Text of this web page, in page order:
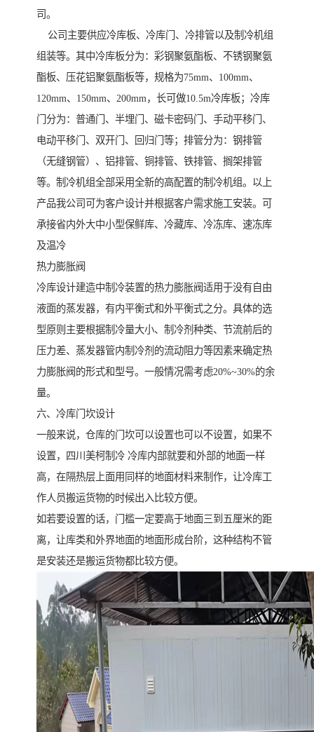
司。
公司主要供应冷库板、冷库门、冷排管以及制冷机组
组装等。其中冷库板分为：彩钢聚氨酯板、不锈钢聚氨
酯板、压花铝聚氨酯板等，规格为75mm、100mm、
120mm、150mm、200mm，长可做10.5m冷库板；冷库
门分为：普通门、半埋门、磁卡密码门、手动平移门、
电动平移门、双开门、回归门等；排管分为：钢排管
（无缝钢管）、铝排管、铜排管、铁排管、搁架排管
等。制冷机组全部采用全新的高配置的制冷机组。以上
产品我公司可为客户设计并根据客户需求施工安装。可
承接省内外大中小型保鲜库、冷藏库、冷冻库、速冻库
及温冷
热力膨胀阀
冷库设计建造中制冷装置的热力膨胀阀适用于没有自由
液面的蒸发器，有内平衡式和外平衡式之分。具体的选
型原则主要根据制冷量大小、制冷剂种类、节流前后的
压力差、蒸发器管内制冷剂的流动阻力等因素来确定热
力膨胀阀的形式和型号。一般情况需考虑20%~30%的余
量。
六、冷库门坎设计
一般来说，仓库的门坎可以设置也可以不设置，如果不
设置，四川美柯制冷 冷库内部就要和外部的地面一样
高，在隔热层上面用同样的地面材料来制作，让冷库工
作人员搬运货物的时候出入比较方便。
如若要设置的话，门槛一定要高于地面三到五厘米的距
离，让库类和外界地面的地面形成台阶，这种结构不管
是安装还是搬运货物都比较方便。